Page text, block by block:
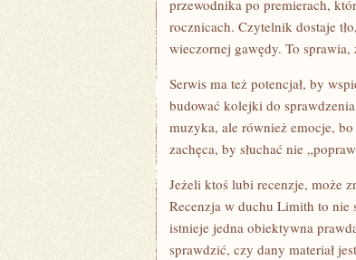
przewodnika po premierach,
rocznicach. Czytelnik dostaje
wieczornej gawędy. To sprawia,
Serwis ma też potencjał, by
budować kolejki do
muzyka, ale również emocje,
zachęca, by słuchać nie
Jeżeli ktoś lubi recenzje, może
Recenzja w duchu Limith to nie
istnieje jedna obiektywna
sprawdzić, czy dany materiał